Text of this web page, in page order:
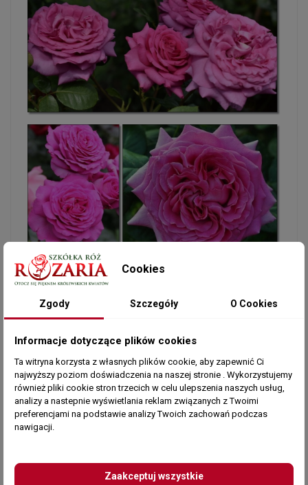
Cookies
Zgody Szczegóły O Cookies
Informacje dotyczące plików cookies
Ta witryna korzysta z własnych plików cookie, aby zapewnić Ci
najwyższy poziom doświadczenia na naszej stronie . Wykorzystujemy
również pliki cookie stron trzecich w celu ulepszenia naszych usług,
analizy a nastepnie wyświetlania reklam związanych z Twoimi
preferencjami na podstawie analizy Twoich zachowań podczas
nawigacji.
Zaakceptuj wszystkie